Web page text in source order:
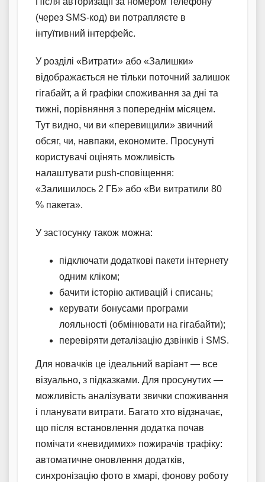
(через SMS-код) ви потрапляєте в
інтуїтивний інтерфейс.
У розділі «Витрати» або «Залишки»
відображається не тільки поточний залишок
гігабайт, а й графіки споживання за дні та
тижні, порівняння з попереднім місяцем.
Тут видно, чи ви «перевищили» звичний
обсяг, чи, навпаки, економите. Просунуті
користувачі оцінять можливість
налаштувати push-сповіщення:
«Залишилось 2 ГБ» або «Ви витратили 80
% пакета».
У застосунку також можна:
підключати додаткові пакети інтернету
одним кліком;
бачити історію активацій і списань;
керувати бонусами програми
лояльності (обмінювати на гігабайти);
перевіряти деталізацію дзвінків і SMS.
Для новачків це ідеальний варіант — все
візуально, з підказками. Для просунутих —
можливість аналізувати звички споживання
і планувати витрати. Багато хто відзначає,
що після встановлення додатка почав
помічати «невидимих» пожирачів трафіку:
автоматичне оновлення додатків,
синхронізацію фото в хмарі, фонову роботу